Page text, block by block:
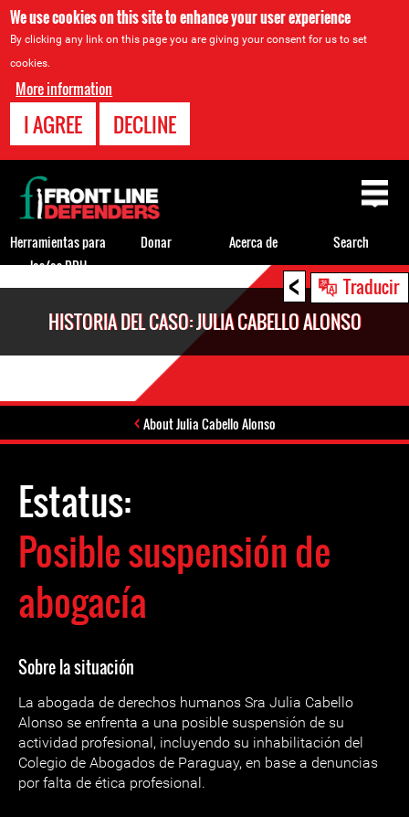
We use cookies on this site to enhance your user experience
By clicking any link on this page you are giving your consent for us to set
cookies.
More information
I AGREE DECLINE
< Traducir
HISTORIA DEL CASO: JULIA CABELLO ALONSO
About Julia Cabello Alonso
Estatus:
Posible suspensión de
abogacía
Sobre la situación
La abogada de derechos humanos Sra Julia Cabello
Alonso se enfrenta a una posible suspensión de su
actividad profesional, incluyendo su inhabilitación del
Colegio de Abogados de Paraguay, en base a denuncias
por falta de ética profesional.
Back
to
top
Herramientas para
los/as DDH
Donar Acerca de Search